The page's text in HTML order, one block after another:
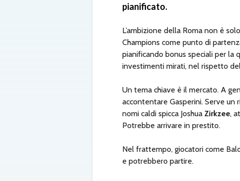
pianificato.
L’ambizione della Roma non è
Champions come punto di
pianificando bonus speciali per la
investimenti mirati, nel rispetto
Un tema chiave è il mercato. A
accontentare Gasperini. Serve un
nomi caldi spicca Joshua Zirkzee,
Potrebbe arrivare in prestito.
Nel frattempo, giocatori come
e potrebbero partire.